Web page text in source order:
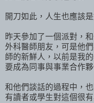
開刀如此，人生也應該是
昨天參加了一個派對，
外科醫師朋友，可是他
師的新鮮人，以前是我
要成為同事與事業合作夥
和他們談話的過程中，
有讀者或學生對這個很有